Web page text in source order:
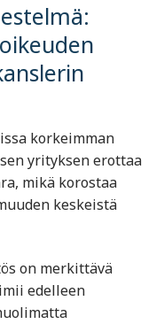
korkeimman
yrityksen erottaa
mikä korostaa
keskeistä
on merkittävä
edelleen